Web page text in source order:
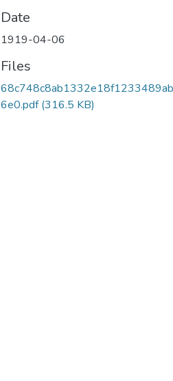
Date
1919-04-06
Files
6e0.pdf(316.5 KB)